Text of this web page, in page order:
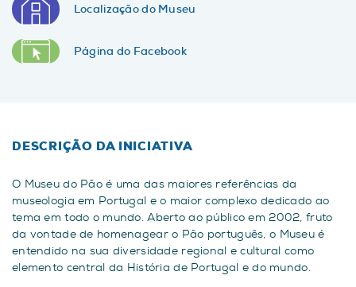
Localização do Museu
Página do Facebook
DESCRIÇÃO DA INICIATIVA
O Museu do Pão é uma das maiores referências da
museologia em Portugal e o maior complexo dedicado ao
tema em todo o mundo. Aberto ao público em 2002, fruto
da vontade de homenagear o Pão português, o Museu é
entendido na sua diversidade regional e cultural como
elemento central da História de Portugal e do mundo.